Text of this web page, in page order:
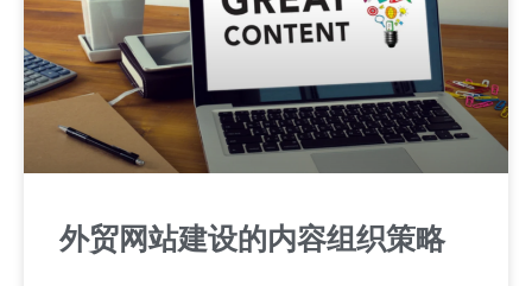
外贸网站建设的内容组织策略